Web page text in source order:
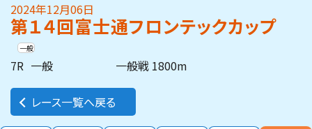
2024年12月06日
第１４回富士通フロンテックカップ
一般
7R 一般 一般戦 1800m
レース一覧へ戻る